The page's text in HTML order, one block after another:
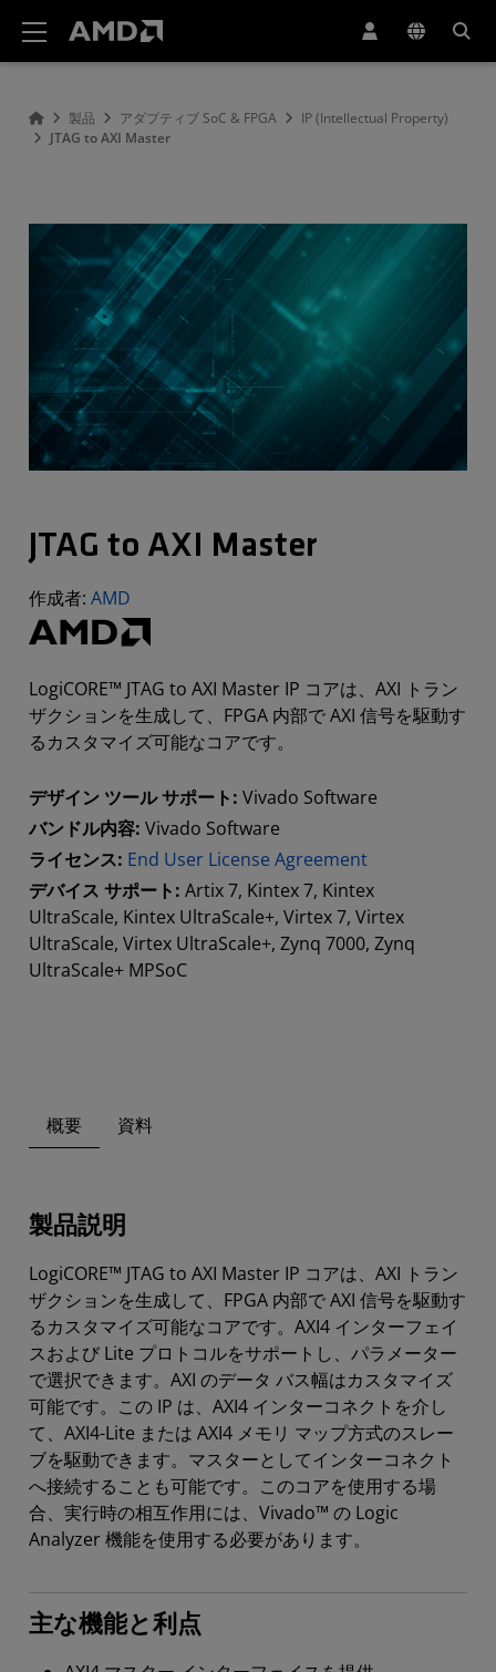
製品 アダプティブ SoC & FPGA
IP (Intellectual Property)
JTAG to AXI Master
JTAG to AXI Master
作成者: AMD
LogiCORE™ JTAG to AXI Master IP コアは、AXI トラン
ザクションを生成して、FPGA 内部で AXI 信号を駆動す
るカスタマイズ可能なコアです。
デザイン ツール サポート: Vivado Software
バンドル内容: Vivado Software
ライセンス: End User License Agreement
デバイス サポート: Artix 7, Kintex 7, Kintex
UltraScale, Kintex UltraScale+, Virtex 7, Virtex
UltraScale, Virtex UltraScale+, Zynq 7000, Zynq
UltraScale+ MPSoC
概要 資料
製品説明
LogiCORE™ JTAG to AXI Master IP コアは、AXI トラン
ザクションを生成して、FPGA 内部で AXI 信号を駆動す
るカスタマイズ可能なコアです。AXI4 インターフェイ
スおよび Lite プロトコルをサポートし、パラメーター
で選択できます。AXI のデータ バス幅はカスタマイズ
可能です。この IP は、AXI4 インターコネクトを介し
て、AXI4-Lite または AXI4 メモリ マップ方式のスレー
ブを駆動できます。マスターとしてインターコネクト
へ接続することも可能です。このコアを使用する場
合、実行時の相互作用には、Vivado™ の Logic
Analyzer 機能を使用する必要があります。
主な機能と利点